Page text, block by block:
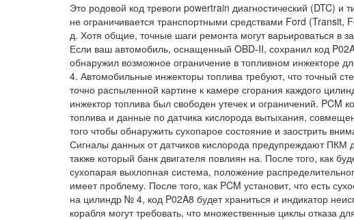
Это родовой код тревоги powertrain диагностический (DTC)
не ограничивается транспортными средствами Ford
д. Хотя общие, точные шаги ремонта могут варьироваться в
Если ваш автомобиль, оснащенный OBD-II, сохранил код
обнаружил возможное ограничение в топливном инжекторе
4. Автомобильные инжекторы топлива требуют, что точный
точно распыленной картине к камере сгорания каждого
инжектор топлива был свободен утечек и ограничений. PCM
топлива и данные по датчика кислорода вытыхания,
того чтобы обнаружить сухопарое состояние и заострить
Сигналы данных от датчиков кислорода предупреждают ПКМ
также который банк двигателя повлиян на. После того, как
сухопарая выхлопная система, положение
имеет проблему. После того, как PCM установит, что есть
на цилиндр № 4, код P02A8 будет храниться и индикатор
корабля могут требовать, что множественные циклы отказа